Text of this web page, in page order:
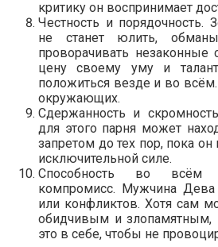
критику он воспринимает
Честность и порядочность.
не станет юлить,
проворачивать незаконные
цену своему уму и
положиться везде и во
окружающих.
Сдержанность и
для этого парня может
запретом до тех пор, пока он
исключительной силе.
Способность во всём
компромисс. Мужчина Дева
или конфликтов. Хотя сам
обидчивым и злопамятным,
это в себе, чтобы не